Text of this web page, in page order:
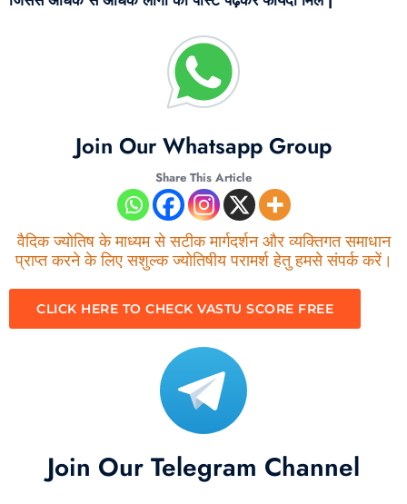
Join Our Whatsapp Group
Share This Article
वैदिक ज्योतिष के माध्यम से सटीक मार्गदर्शन और व्यक्तिगत समाधान
प्राप्त करने के लिए सशुल्क ज्योतिषीय परामर्श हेतु हमसे संपर्क करें।
CLICK HERE TO CHECK VASTU SCORE FREE
Join Our Telegram Channel